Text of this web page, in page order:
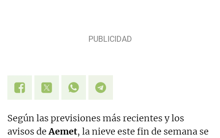
Según las previsiones más recientes y los
avisos deAemet, la nieve este fin de semana se